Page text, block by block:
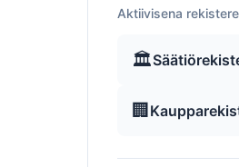
Aktiivisena
🏛️
🏢